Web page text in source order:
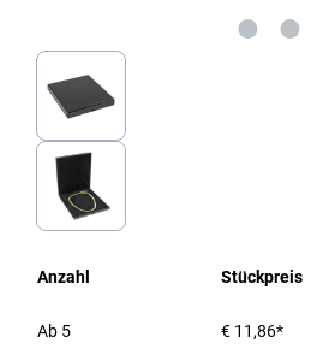
Anzahl Stückpreis
Ab 5 € 11,86*